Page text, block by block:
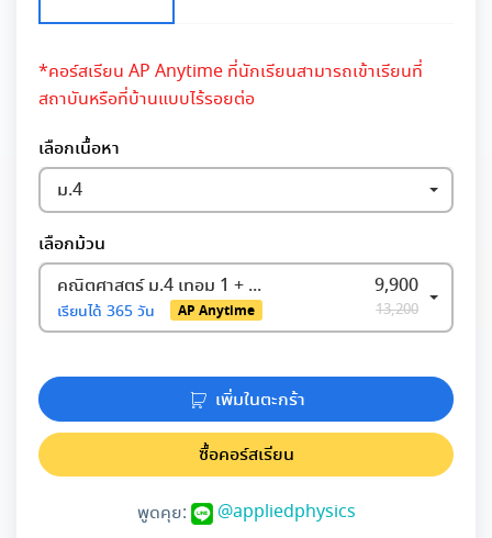
*คอร์สเรียน AP Anytime ที่นักเรียนสามารถเข้าเรียนที่
สถาบันหรือที่บ้านแบบไร้รอยต่อ
เลือกเนื้อหา
ม.4
เลือกม้วน
คณิตศาสตร์ ม.4 เทอม 1 + เทอม 2
เรียนได้ 365 วัน AP Anytime
9,900
13,200
เพิ่มในตะกร้า
ซื้อคอร์สเรียน
พูดคุย: @appliedphysics